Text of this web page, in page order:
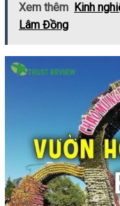
Xem thêm Kinh
Lâm Đồng